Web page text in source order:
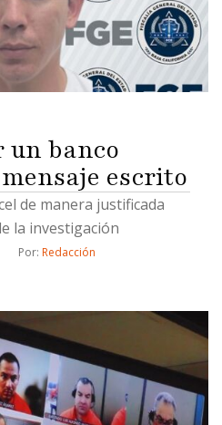
un banco
escrito
de manera justificada
la investigación
Por: Redacción